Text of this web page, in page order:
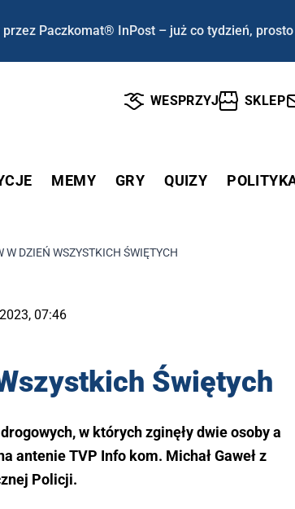
przez Paczkomat® InPost – już co tydzień,
WESPRZYJ SKLEP
MEMY GRY QUIZY
W DZIEŃ WSZYSTKICH ŚWIĘTYCH
07:46
Świętych
w których zginęły dwie osoby a
antenie TVP Info kom. Michał Gaweł z
Policji.